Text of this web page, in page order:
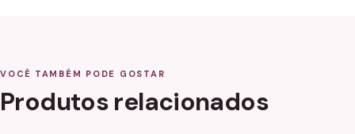
VOCÊ TAMBÉM PODE GOSTAR
Produtos relacionados